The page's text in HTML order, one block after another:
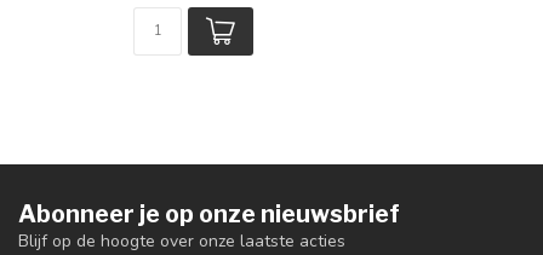
Abonneer je op onze nieuwsbrief
Blijf op de hoogte over onze laatste acties